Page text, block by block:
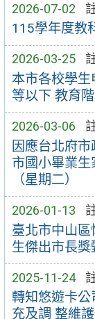
2026-07-02
115學年度教
2026-03-25
本市各校學
等以下 教育
2026-03-06
因應台北府
市國小畢業
（星期二）
2026-01-13
臺北市中山
生傑出市長獎
2025-11-24
轉知悠遊卡
充及調 整維